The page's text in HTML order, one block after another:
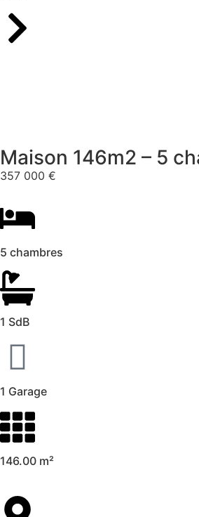
Maison 146m2 – 5
357 000 €
5 chambres
1 SdB
1 Garage
146.00 m²